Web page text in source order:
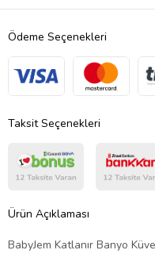
Ödeme Seçenekleri
Taksit Seçenekleri
Ürün Açıklaması
BabyJem Katlanır Banyo